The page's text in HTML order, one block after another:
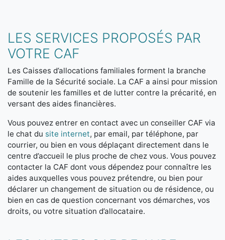
LES SERVICES PROPOSÉS PAR
VOTRE CAF
Les Caisses d’allocations familiales forment la branche
Famille de la Sécurité sociale. La CAF a ainsi pour mission
de soutenir les familles et de lutter contre la précarité, en
versant des aides financières.
Vous pouvez entrer en contact avec un conseiller CAF via
le chat du site internet, par email, par téléphone, par
courrier, ou bien en vous déplaçant directement dans le
centre d’accueil le plus proche de chez vous. Vous pouvez
contacter la CAF dont vous dépendez pour connaître les
aides auxquelles vous pouvez prétendre, ou bien pour
déclarer un changement de situation ou de résidence, ou
bien en cas de question concernant vos démarches, vos
droits, ou votre situation d’allocataire.